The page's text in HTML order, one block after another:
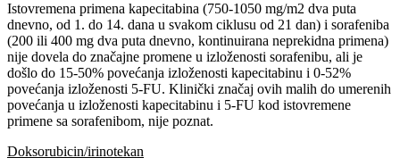
Istovremena primena kapecitabina (750-1050 mg/m2 dva puta
dnevno, od 1. do 14. dana u svakom ciklusu od 21 dan) i sorafeniba
(200 ili 400 mg dva puta dnevno, kontinuirana neprekidna primena)
nije dovela do značajne promene u izloženosti sorafenibu, ali je
došlo do 15-50% povećanja izloženosti kapecitabinu i 0-52%
povećanja izloženosti 5-FU. Klinički značaj ovih malih do umerenih
povećanja u izloženosti kapecitabinu i 5-FU kod istovremene
primene sa sorafenibom, nije poznat.
Doksorubicin/irinotekan